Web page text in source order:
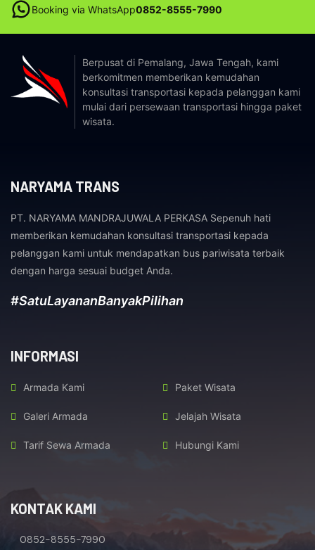
Booking via WhatsApp0852-8555-7990
Berpusat di Pemalang, Jawa Tengah, kami
berkomitmen memberikan kemudahan
konsultasi transportasi kepada pelanggan kami
mulai dari persewaan transportasi hingga paket
wisata.
NARYAMA TRANS
PT. NARYAMA MANDRAJUWALA PERKASA Sepenuh hati
memberikan kemudahan konsultasi transportasi kepada
pelanggan kami untuk mendapatkan bus pariwisata terbaik
dengan harga sesuai budget Anda.
#SatuLayananBanyakPilihan
INFORMASI
Armada Kami
Galeri Armada
Tarif Sewa Armada
Paket Wisata
Jelajah Wisata
Hubungi Kami
KONTAK KAMI
0852-8555-7990